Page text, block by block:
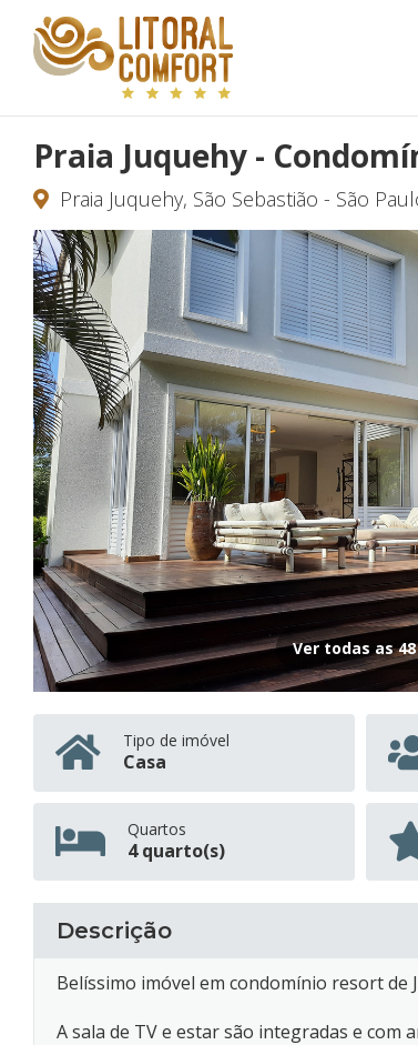
Praia Juquehy -
Praia Juquehy, São Sebastião - São
Ver todas as
Tipo de imóvel
Casa
Quartos
4 quarto(s)
Descrição
Belíssimo imóvel em condomínio resort de
A sala de TV e estar são integradas e com